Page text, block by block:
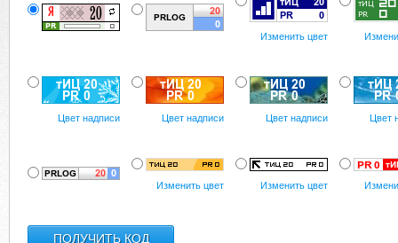
Изменить цвет
Цвет надписи Цвет надписи Цвет надписи Цвет
Изменить цвет Изменить цвет